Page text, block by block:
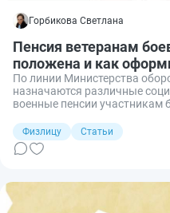
Горбикова Светлана
Пенсия ветеранам
положена и как
По линии Министерства
назначаются различные
военные пенсии участникам
Рассказываем, какие виды
их оформить.
Физлицу
Статьи